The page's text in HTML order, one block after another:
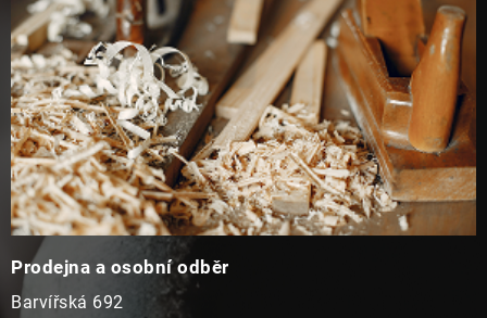
u
Prodejna a osobní odběr
Barvířská 692